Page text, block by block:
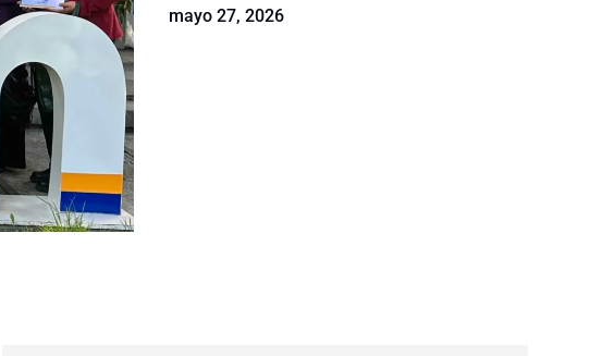
mayo 27, 2026